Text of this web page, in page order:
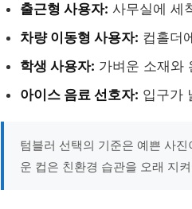
출근형 사용자: 사무실에 세
차량 이동형 사용자: 컵홀더
학생 사용자: 가벼운 소재와
아이스 음료 선호자: 입구가
텀블러 선택의 기준은 예쁜 사
운 컵은 친환경 습관을 오래 지